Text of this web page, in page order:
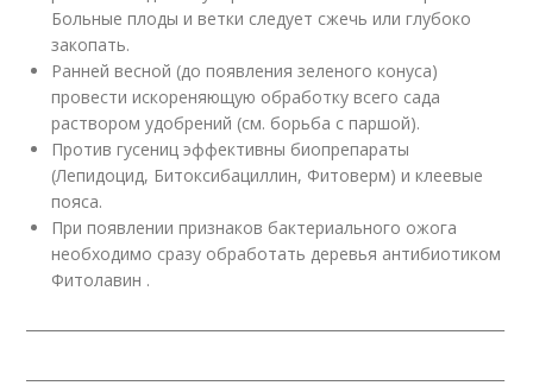
Больные плоды и ветки следует сжечь или глубоко
закопать.
Ранней весной (до появления зеленого конуса)
провести искореняющую обработку всего сада
раствором удобрений (см. борьба с паршой).
Против гусениц эффективны биопрепараты
(Лепидоцид, Битоксибациллин, Фитоверм) и клеевые
пояса.
При появлении признаков бактериального ожога
необходимо сразу обработать деревья антибиотиком
Фитолавин .